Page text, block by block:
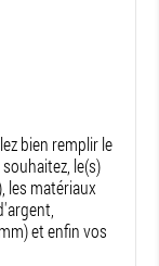
bien remplir le
le(s)
les matériaux
et enfin vos